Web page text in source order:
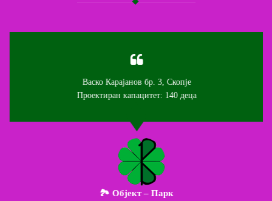
Васко Карајанов бр. 3, Скопје
Проектиран капацитет: 140 деца
🏞️ Објект – Парк